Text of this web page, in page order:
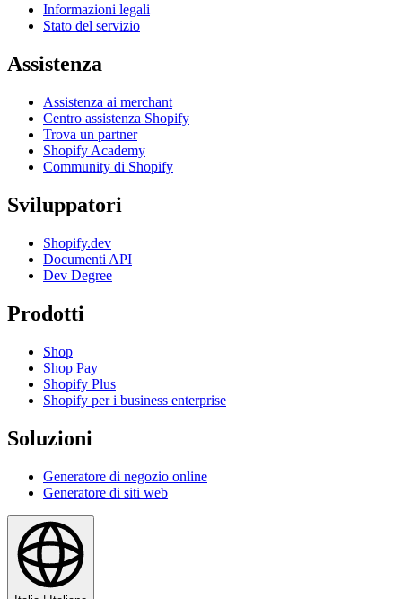
Informazioni legali
Stato del servizio
Assistenza
Assistenza ai merchant
Centro assistenza Shopify
Trova un partner
Shopify Academy
Community di Shopify
Sviluppatori
Shopify.dev
Documenti API
Dev Degree
Prodotti
Shop
Shop Pay
Shopify Plus
Shopify per i business enterprise
Soluzioni
Generatore di negozio online
Generatore di siti web